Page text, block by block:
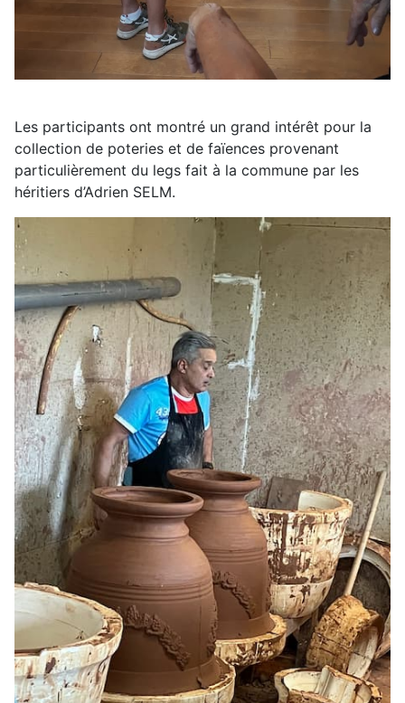
Les participants ont montré un grand intérêt pour la
collection de poteries et de faïences provenant
particulièrement du legs fait à la commune par les
héritiers d’Adrien SELM.